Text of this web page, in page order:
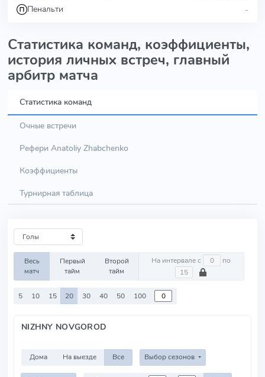
Пенальти -
Статистика команд, коэффициенты,
история личных встреч, главный
арбитр матча
Статистика команд
Очные встречи
Рефери Anatoliy Zhabchenko
Коэффициенты
Турнирная таблица
Весь
матч
Первый
тайм
Второй
тайм
На интервале с по
5 10 15 20 30 40 50 100
NIZHNY NOVGOROD
Дома На выезде Все Выбор сезонов